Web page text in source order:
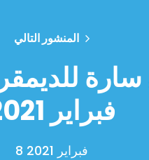
المنشور التالي
فبراير 2021
8 فبراير 2021